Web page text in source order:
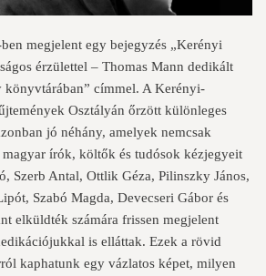
megjelent egy bejegyzés „Kerényi
érzülettel – Thomas Mann dedikált
címmel. A Kerényi-
Osztályán őrzött különleges
jó néhány, amelyek nemcsak
írók, költők és tudósok kézjegyeit
Szerb Antal, Ottlik Géza, Pilinszky János,
Szabó Magda, Devecseri Gábor és
elküldték számára frissen megjelent
is elláttak. Ezek a rövid
kaphatunk egy vázlatos képet, milyen